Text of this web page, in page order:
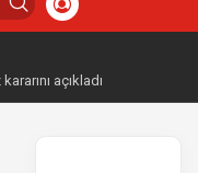
açıkladı